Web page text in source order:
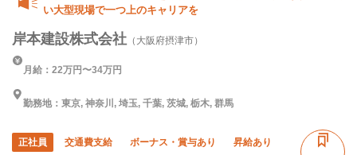
い大型現場で一つ上のキャリアを
岸本建設株式会社 （大阪府摂津市）
月給：22万円〜34万円
勤務地：東京, 神奈川, 埼玉, 千葉, 茨城, 栃木, 群馬
正社員 交通費支給 ボーナス・賞与あり 昇給あり